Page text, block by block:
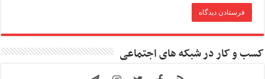
کسب و کار در شبکه های اجتماعی